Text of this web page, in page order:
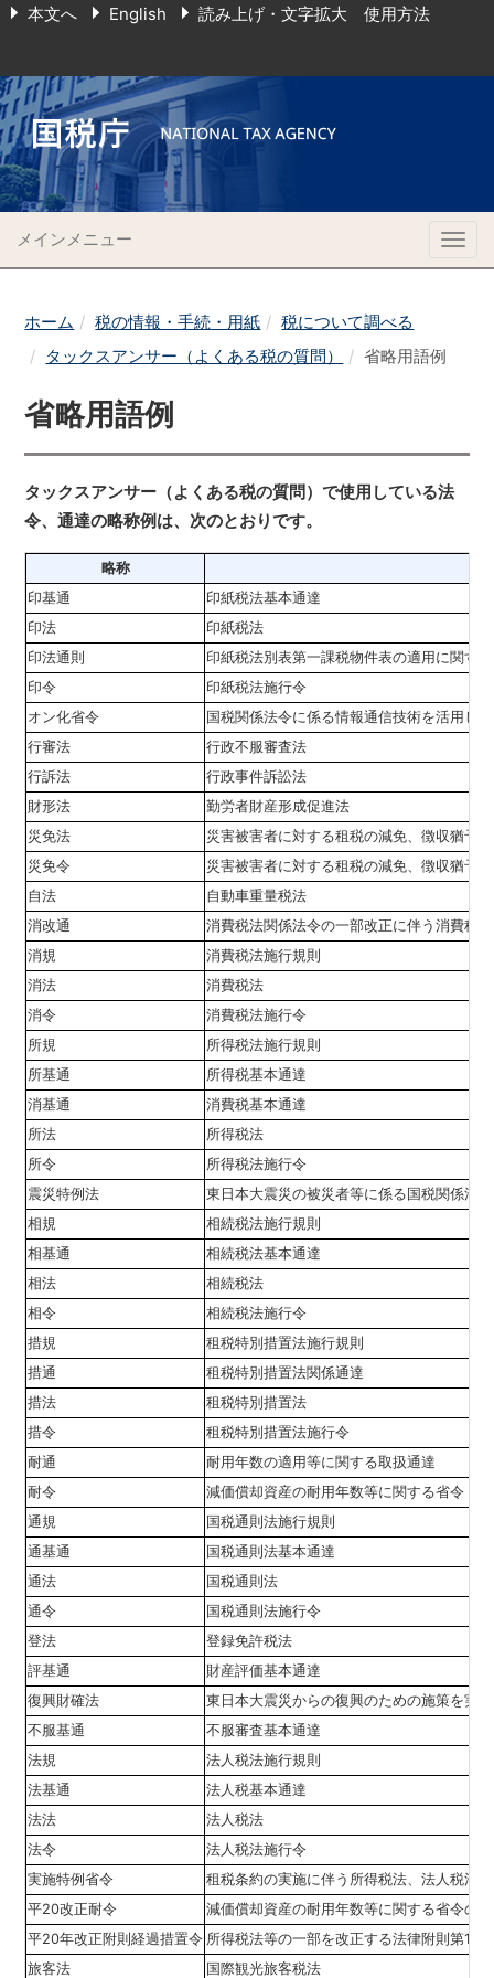
本文へ English 読み上げ・文字拡大 使用方法
メインメニュー
ホーム 税の情報・手続・用紙
税について調べる
タックスアンサー（よくある税の質問）
省略用語例
省略用語例
タックスアンサー（よくある税の質問）で使用している法
令、通達の略称例は、次のとおりです。
略称
印基通
印紙税法基本通達
印法
印紙税法
印法通則
印紙税法別表第一課税物件表の適用に関す
印令
印紙税法施行令
オン化省令
国税関係法令に係る情報通信技術を活用し
行審法
行政不服審査法
行訴法
行政事件訴訟法
財形法
勤労者財産形成促進法
災免法
災害被害者に対する租税の減免、徴収猶予
災免令
災害被害者に対する租税の減免、徴収猶予
自法
自動車重量税法
消改通
消費税法関係法令の一部改正に伴う消費税
消規
消費税法施行規則
消法
消費税法
消令
消費税法施行令
所規
所得税法施行規則
所基通
所得税基本通達
消基通
消費税基本通達
所法
所得税法
所令
所得税法施行令
震災特例法
東日本大震災の被災者等に係る国税関係法
相規
相続税法施行規則
相基通
相続税法基本通達
相法
相続税法
相令
相続税法施行令
措規
租税特別措置法施行規則
措通
租税特別措置法関係通達
措法
租税特別措置法
措令
租税特別措置法施行令
耐通
耐用年数の適用等に関する取扱通達
耐令
減価償却資産の耐用年数等に関する省令
通規
国税通則法施行規則
通基通
国税通則法基本通達
通法
国税通則法
通令
国税通則法施行令
登法
登録免許税法
評基通
財産評価基本通達
復興財確法
東日本大震災からの復興のための施策を実
不服基通
不服審査基本通達
法規
法人税法施行規則
法基通
法人税基本通達
法法
法人税法
法令
法人税法施行令
実施特例省令
租税条約の実施に伴う所得税法、法人税法
平20改正耐令
減価償却資産の耐用年数等に関する省令の
平20年改正附則経過措置令 所得税法等の一部を改正する法律附則第
旅客法
国際観光旅客税法